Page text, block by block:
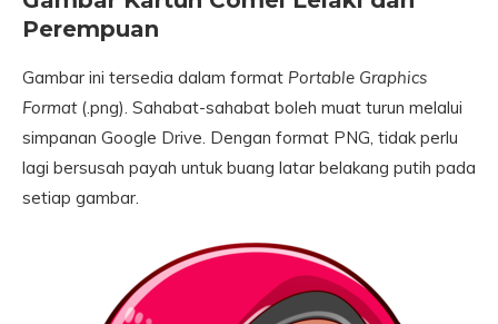
Perempuan
Gambar ini tersedia dalam format Portable Graphics
Format(.png). Sahabat-sahabat boleh muat turun melalui
simpanan Google Drive. Dengan format PNG, tidak perlu
lagi bersusah payah untuk buang latar belakang putih pada
setiap gambar.